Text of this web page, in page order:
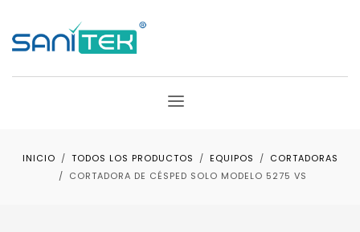
INICIO TODOS LOS PRODUCTOS EQUIPOS
CORTADORAS
CORTADORA DE CÉSPED SOLO MODELO 5275 VS